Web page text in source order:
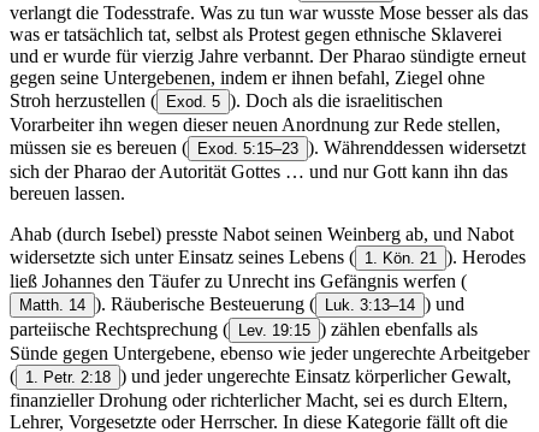
verlangt die Todesstrafe. Was zu tun war wusste Mose besser als das
was er tatsächlich tat, selbst als Protest gegen ethnische Sklaverei
und er wurde für vierzig Jahre verbannt. Der Pharao sündigte erneut
gegen seine Untergebenen, indem er ihnen befahl, Ziegel ohne
Stroh herzustellen ( Exod. 5 ). Doch als die israelitischen
Vorarbeiter ihn wegen dieser neuen Anordnung zur Rede stellen,
müssen sie es bereuen ( Exod. 5:15–23 ). Währenddessen widersetzt
sich der Pharao der Autorität Gottes … und nur Gott kann ihn das
bereuen lassen.
Ahab (durch Isebel) presste Nabot seinen Weinberg ab, und Nabot
widersetzte sich unter Einsatz seines Lebens ( 1. Kön. 21
). Herodes
ließ Johannes den Täufer zu Unrecht ins Gefängnis werfen (
Matth. 14 ). Räuberische Besteuerung ( Luk. 3:13–14 ) und
parteiische Rechtsprechung ( Lev. 19:15 ) zählen ebenfalls als
Sünde gegen Untergebene, ebenso wie jeder ungerechte Arbeitgeber
( 1. Petr. 2:18 ) und jeder ungerechte Einsatz körperlicher Gewalt,
finanzieller Drohung oder richterlicher Macht, sei es durch Eltern,
Lehrer, Vorgesetzte oder Herrscher. In diese Kategorie fällt oft die